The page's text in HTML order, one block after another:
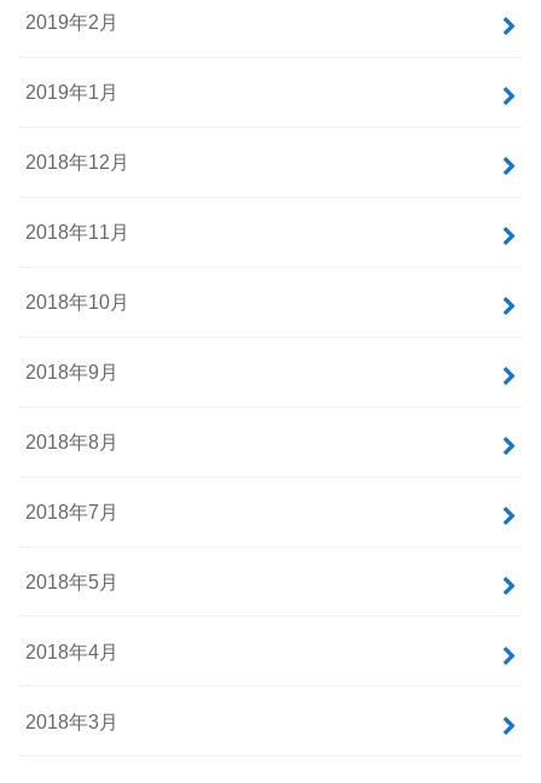
2019年2月
2019年1月
2018年12月
2018年11月
2018年10月
2018年9月
2018年8月
2018年7月
2018年5月
2018年4月
2018年3月